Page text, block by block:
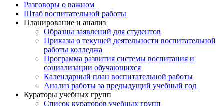
Разговоры о важном
Штаб воспитательной работы
Планирование и анализ
Образцы заявлений для студентов
Приказы о текущей деятельности воспитательной
работы колледжа
Программа развития системы воспитания и
социализации обучающихся
Календарный план воспитательной работы
Анализ работы за предыдущий учебный год
Кураторы учебных групп
Список кураторов учебных групп